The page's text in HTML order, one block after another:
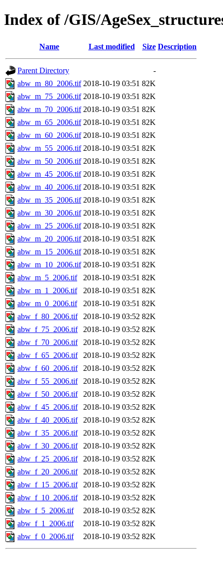
Index of /GIS/
Name Last modified Size Description
Parent Directory
-
abw_m_80_2006.tif 2018-10-19 03:51 82K
abw_m_75_2006.tif 2018-10-19 03:51 82K
abw_m_70_2006.tif 2018-10-19 03:51 82K
abw_m_65_2006.tif 2018-10-19 03:51 82K
abw_m_60_2006.tif 2018-10-19 03:51 82K
abw_m_55_2006.tif 2018-10-19 03:51 82K
abw_m_50_2006.tif 2018-10-19 03:51 82K
abw_m_45_2006.tif 2018-10-19 03:51 82K
abw_m_40_2006.tif 2018-10-19 03:51 82K
abw_m_35_2006.tif 2018-10-19 03:51 82K
abw_m_30_2006.tif 2018-10-19 03:51 82K
abw_m_25_2006.tif 2018-10-19 03:51 82K
abw_m_20_2006.tif 2018-10-19 03:51 82K
abw_m_15_2006.tif 2018-10-19 03:51 82K
abw_m_10_2006.tif 2018-10-19 03:51 82K
abw_m_5_2006.tif
2018-10-19 03:51 82K
abw_m_1_2006.tif
2018-10-19 03:51 82K
abw_m_0_2006.tif
2018-10-19 03:51 82K
abw_f_80_2006.tif
2018-10-19 03:52 82K
abw_f_75_2006.tif
2018-10-19 03:52 82K
abw_f_70_2006.tif
2018-10-19 03:52 82K
abw_f_65_2006.tif
2018-10-19 03:52 82K
abw_f_60_2006.tif
2018-10-19 03:52 82K
abw_f_55_2006.tif
2018-10-19 03:52 82K
abw_f_50_2006.tif
2018-10-19 03:52 82K
abw_f_45_2006.tif
2018-10-19 03:52 82K
abw_f_40_2006.tif
2018-10-19 03:52 82K
abw_f_35_2006.tif
2018-10-19 03:52 82K
abw_f_30_2006.tif
2018-10-19 03:52 82K
abw_f_25_2006.tif
2018-10-19 03:52 82K
abw_f_20_2006.tif
2018-10-19 03:52 82K
abw_f_15_2006.tif
2018-10-19 03:52 82K
abw_f_10_2006.tif
2018-10-19 03:52 82K
abw_f_5_2006.tif
2018-10-19 03:52 82K
abw_f_1_2006.tif
2018-10-19 03:52 82K
abw_f_0_2006.tif
2018-10-19 03:52 82K